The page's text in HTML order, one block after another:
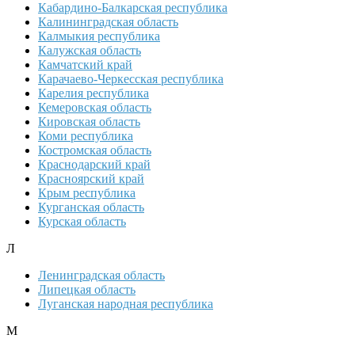
Кабардино-Балкарская республика
Калининградская область
Калмыкия республика
Калужская область
Камчатский край
Карачаево-Черкесская республика
Карелия республика
Кемеровская область
Кировская область
Коми республика
Костромская область
Краснодарский край
Красноярский край
Крым республика
Курганская область
Курская область
Л
Ленинградская область
Липецкая область
Луганская народная республика
М